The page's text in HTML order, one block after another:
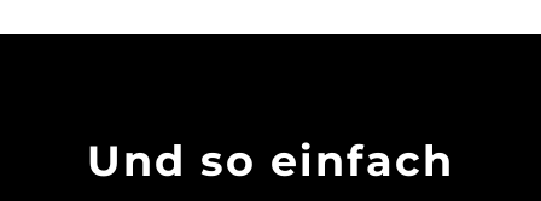
Und so einfach